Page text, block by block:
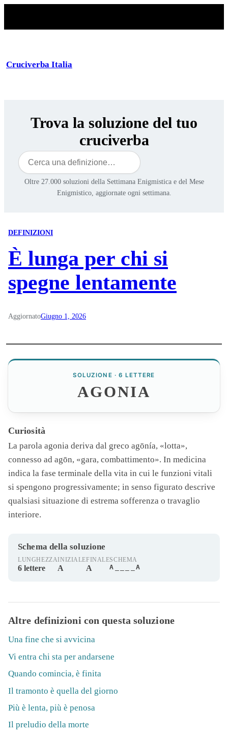
Cruciverba Italia
Trova la soluzione del tuo
cruciverba
Cerca
Oltre 27.000 soluzioni della Settimana Enigmistica e del Mese
Enigmistico, aggiornate ogni settimana.
DEFINIZIONI
È lunga per chi si
spegne lentamente
AggiornatoGiugno 1, 2026
SOLUZIONE · 6 LETTERE
AGONIA
Curiosità
La parola agonia deriva dal greco agōnía, «lotta»,
connesso ad agōn, «gara, combattimento». In medicina
indica la fase terminale della vita in cui le funzioni vitali
si spengono progressivamente; in senso figurato descrive
qualsiasi situazione di estrema sofferenza o travaglio
interiore.
Schema della soluzione
LUNGHEZZA
6 lettere
INIZIALE
A
FINALE
A
SCHEMA
A____A
Altre definizioni con questa soluzione
Una fine che si avvicina
Vi entra chi sta per andarsene
Quando comincia, è finita
Il tramonto è quella del giorno
Più è lenta, più è penosa
Il preludio della morte